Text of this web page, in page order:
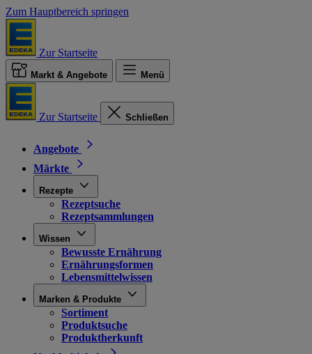
Zum Hauptbereich springen
Zur Startseite
Markt & Angebote Menü
Zur Startseite Schließen
Angebote
Märkte
Rezepte
Rezeptsuche
Rezeptsammlungen
Wissen
Bewusste Ernährung
Ernährungsformen
Lebensmittelwissen
Marken & Produkte
Sortiment
Produktsuche
Produktherkunft